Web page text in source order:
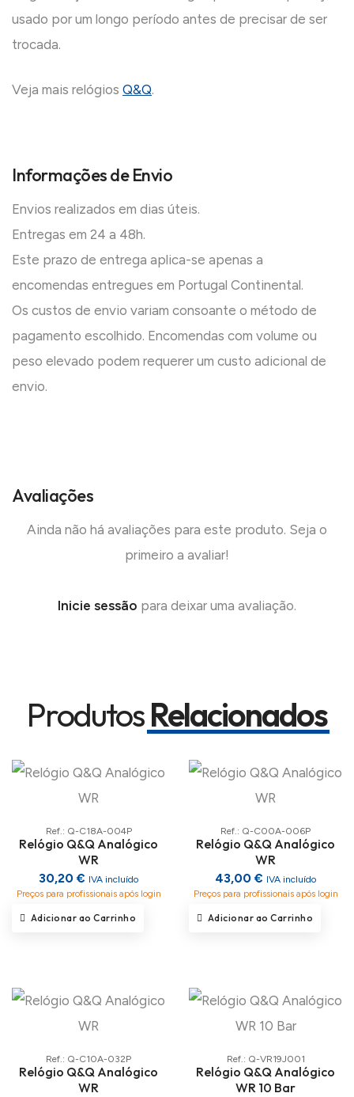
usado por um longo período antes de precisar de ser
trocada.
Veja mais relógios Q&Q.
Informações de Envio
Envios realizados em dias úteis.
Entregas em 24 a 48h.
Este prazo de entrega aplica-se apenas a
encomendas entregues em Portugal Continental.
Os custos de envio variam consoante o método de
pagamento escolhido. Encomendas com volume ou
peso elevado podem requerer um custo adicional de
envio.
Avaliações
Ainda não há avaliações para este produto. Seja o
primeiro a avaliar!
Inicie sessão para deixar uma avaliação.
ProdutosRelacionados
Ref.: Q-C18A-004P
Relógio Q&Q Analógico
WR
30,20 € IVA incluído
Preços para profissionais após login
Adicionar ao Carrinho
Ref.: Q-C00A-006P
Relógio Q&Q Analógico
WR
43,00 € IVA incluído
Preços para profissionais após login
Adicionar ao Carrinho
Ref.: Q-C10A-032P
Relógio Q&Q Analógico
WR
Ref.: Q-VR19J001
Relógio Q&Q Analógico
WR 10 Bar